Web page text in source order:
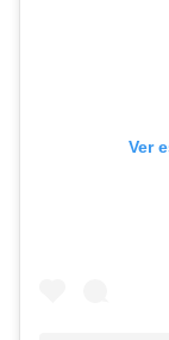
Ver